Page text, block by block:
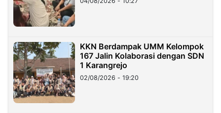
KKN Berdampak UMM Kelompok
167 Jalin Kolaborasi dengan SDN
1 Karangrejo
02/08/2026 - 19:20